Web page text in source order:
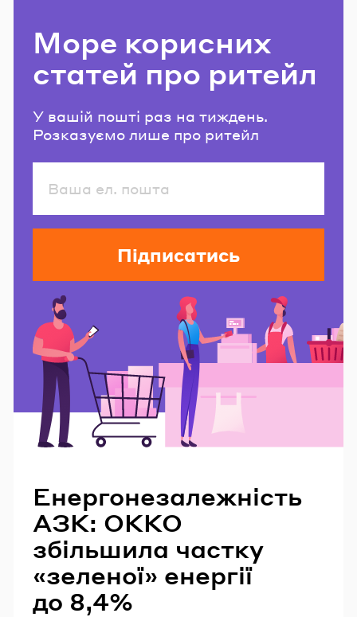
Море корисних
статей про ритейл
У вашій пошті раз на тиждень.
Розказуємо лише про ритейл
Підписатись
Енергонезалежність
АЗК: ОККО
збільшила частку
«зеленої» енергії
до 8,4%